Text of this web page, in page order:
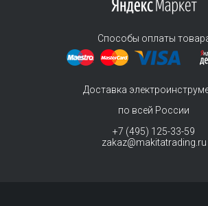
Способы оплаты
Доставка
по всей России
+7 (495) 125-33-59
zakaz@makitatrading.ru